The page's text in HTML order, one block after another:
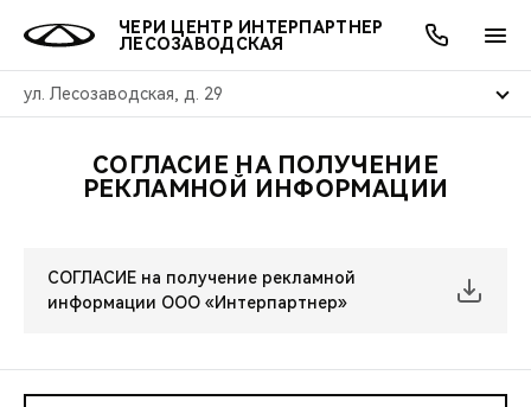
ЧЕРИ ЦЕНТР ИНТЕРПАРТНЕР
ЛЕСОЗАВОДСКАЯ
ул. Лесозаводская, д. 29
МОДЕЛИ
КРОССОВЕРЫ
ПОКУПАТЕЛЯМ
КРЕДИТ И СТРАХОВАНИЕ
ВЛАДЕЛЬЦАМ
ЗАПЧАСТИ И АКСЕССУАРЫ
МИР CHERY
О БРЕНДЕ
АКЦИИ
ОНЛАЙН СЕРВИСЫ
КРЕДИТ
О КОМПАНИИ
МЫ В СОЦСЕТЯХ
СОГЛАСИЕ НА ПОЛУЧЕНИЕ
РЕКЛАМНОЙ ИНФОРМАЦИИ
СОГЛАСИЕ на получение рекламной
информации ООО «Интерпартнер»